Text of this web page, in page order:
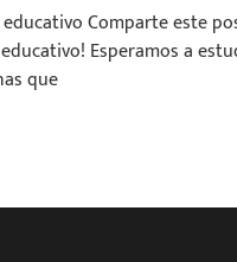
Comparte este
Esperamos a
que